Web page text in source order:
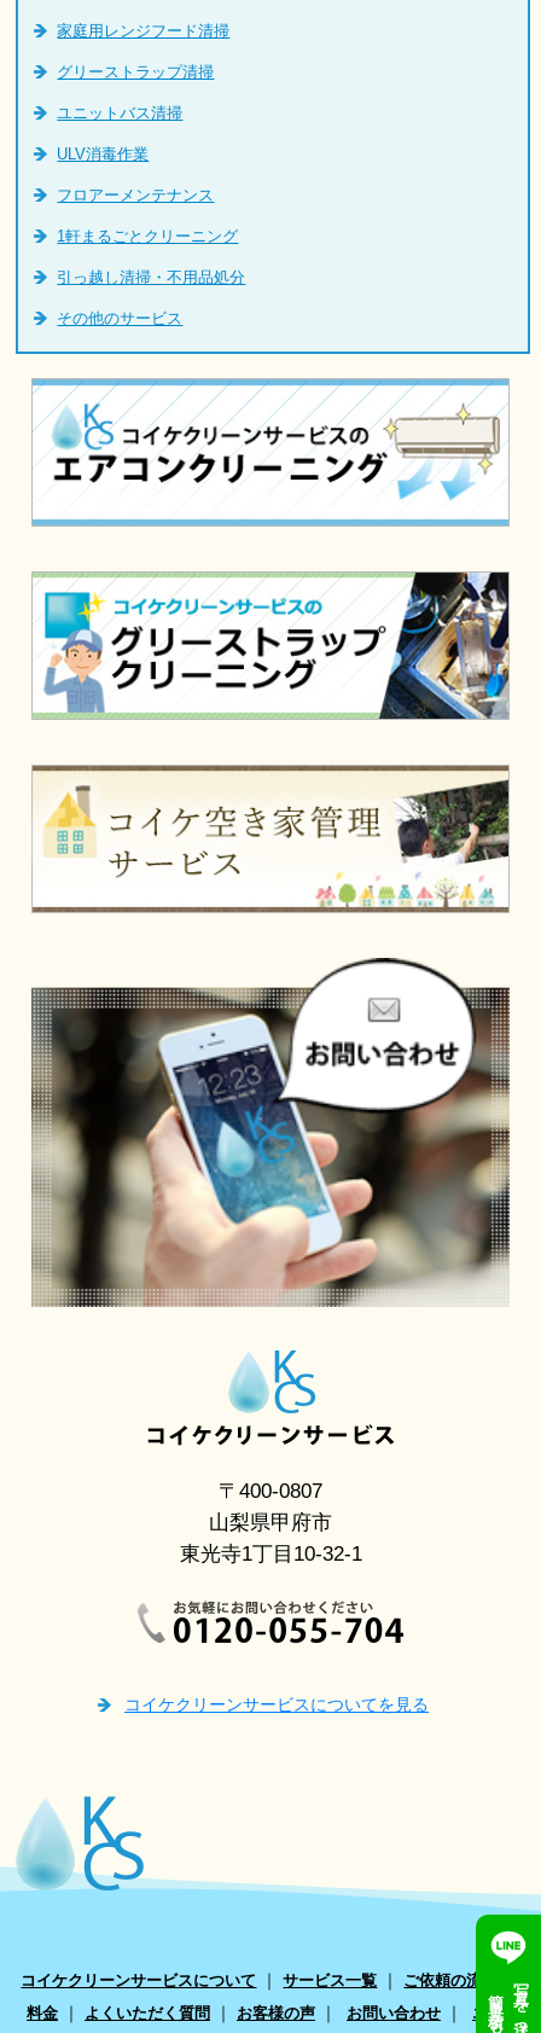
家庭用レンジフード清掃
グリーストラップ清掃
ユニットバス清掃
ULV消毒作業
フロアーメンテナンス
1軒まるごとクリーニング
引っ越し清掃・不用品処分
その他のサービス
〒400-0807
山梨県甲府市
東光寺1丁目10-32-1
コイケクリーンサービスについてを見る
コイケクリーンサービスについて ｜サービス一覧 ｜ ご依頼の流れ ｜
料金｜ よくいただく質問 ｜ お客様の声｜ お問い合わせ｜ エアコ
簡単見積もり